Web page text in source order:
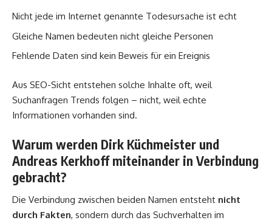
Nicht jede im Internet genannte Todesursache ist echt
Gleiche Namen bedeuten nicht gleiche Personen
Fehlende Daten sind kein Beweis für ein Ereignis
Aus SEO-Sicht entstehen solche Inhalte oft, weil
Suchanfragen Trends folgen – nicht, weil echte
Informationen vorhanden sind.
Warum werden Dirk Küchmeister und
Andreas Kerkhoff miteinander in Verbindung
gebracht?
Die Verbindung zwischen beiden Namen entsteht nicht
durch Fakten, sondern durch das Suchverhalten im